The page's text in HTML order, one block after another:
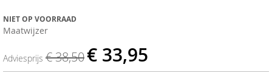
NIET OP VOORRAAD
Maatwijzer
Adviesprijs € 38,50€ 33,95